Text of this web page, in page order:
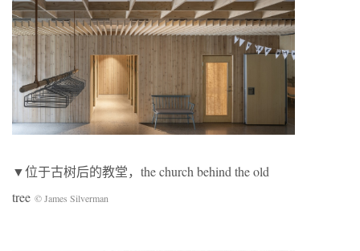
▼位于古树后的教堂，the church behind the old
tree © James Silverman